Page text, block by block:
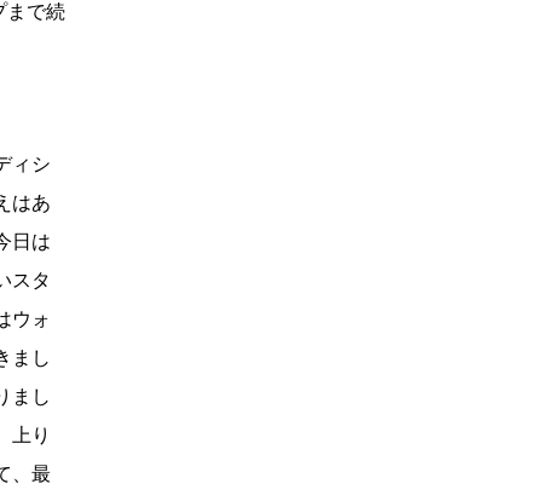
まで続
ィシ
はあ
日は
スタ
ウォ
まし
まし
上り
、最